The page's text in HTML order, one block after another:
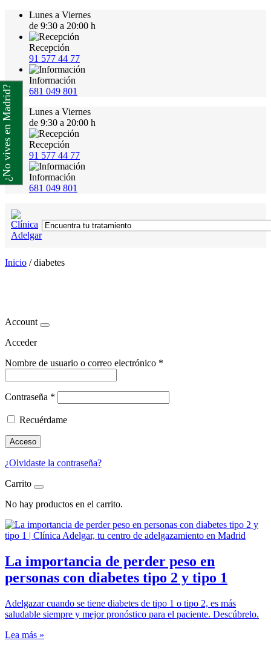
Lunes a Viernes
de 9:30 a 20:00 h
Recepción
91 577 44 77
Información
681 049 801
Lunes a Viernes
de 9:30 a 20:00 h
Recepción
91 577 44 77
Información
681 049 801
Inicio /diabetes
Account
Acceder
Nombre de usuario o correo electrónico *
Contraseña *
Recuérdame
Acceso
¿Olvidaste la contraseña?
Carrito
No hay productos en el carrito.
La importancia de perder peso en
personas con diabetes tipo 2 y tipo 1
Adelgazar cuando se tiene diabetes de tipo 1 o tipo 2, es más
saludable siempre y mejor pronóstico para el paciente. Descúbrelo.
Lea más »
¿No vives en Madrid?